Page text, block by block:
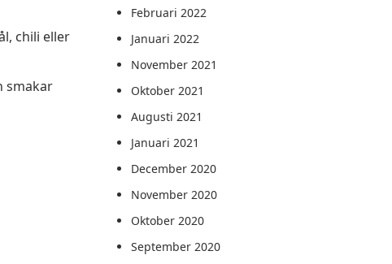
chili eller
smakar
Februari 2022
Januari 2022
November 2021
Oktober 2021
Augusti 2021
Januari 2021
December 2020
November 2020
Oktober 2020
September 2020